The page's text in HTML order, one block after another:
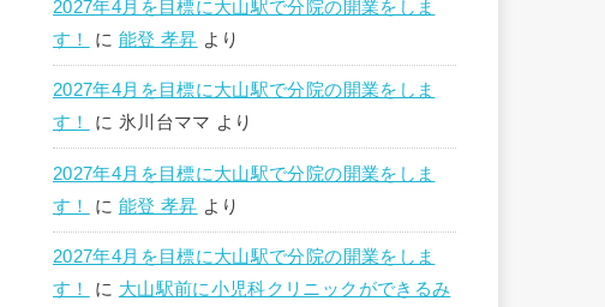
2027年4月を目標に大山駅で分院の開業をしま
す！
に 能登 孝昇 より
2027年4月を目標に大山駅で分院の開業をしま
す！
に 氷川台ママ より
2027年4月を目標に大山駅で分院の開業をしま
す！
に 能登 孝昇 より
2027年4月を目標に大山駅で分院の開業をしま
す！
に 大山駅前に小児科クリニックができるみ